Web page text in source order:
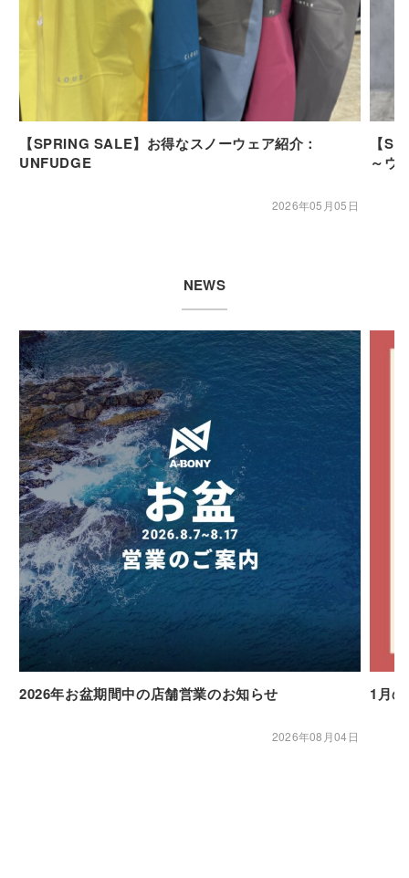
【SPRING SALE】お得なスノーウェア紹介：
UNFUDGE
2026年05月05日
【
～ウ
NEWS
2026年お盆期間中の店舗営業のお知らせ
2026年08月04日
1月